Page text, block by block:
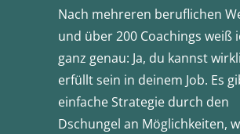
Nach mehreren beruflichen
und über 200 Coachings weiß
ganz genau: Ja, du kannst
erfüllt sein in deinem Job. Es
einfache Strategie durch den
Dschungel an Möglichkeiten,